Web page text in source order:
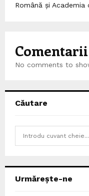
Română și
No comments to
Căutare
h
Urmărește-ne